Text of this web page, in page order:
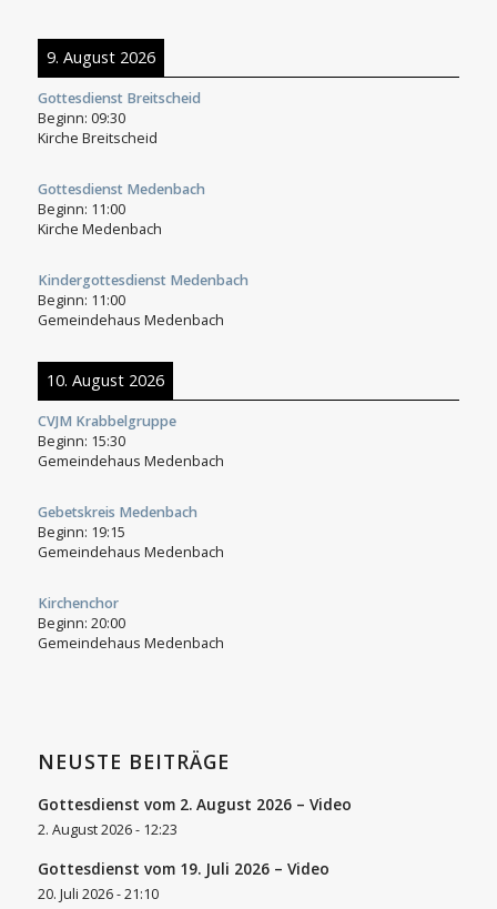
9. August 2026
Gottesdienst Breitscheid
Beginn: 09:30
Kirche Breitscheid
Gottesdienst Medenbach
Beginn: 11:00
Kirche Medenbach
Kindergottesdienst Medenbach
Beginn: 11:00
Gemeindehaus Medenbach
10. August 2026
CVJM Krabbelgruppe
Beginn: 15:30
Gemeindehaus Medenbach
Gebetskreis Medenbach
Beginn: 19:15
Gemeindehaus Medenbach
Kirchenchor
Beginn: 20:00
Gemeindehaus Medenbach
NEUSTE BEITRÄGE
Gottesdienst vom 2. August 2026 – Video
2. August 2026 - 12:23
Gottesdienst vom 19. Juli 2026 – Video
20. Juli 2026 - 21:10